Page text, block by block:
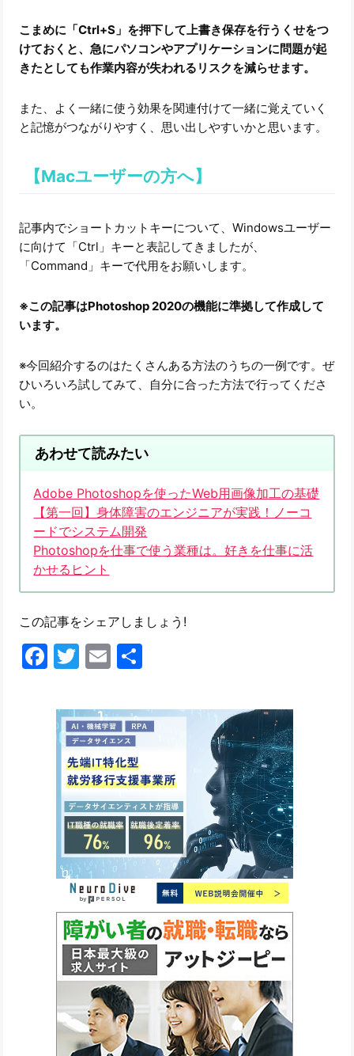
こまめに「Ctrl+S」を押下して上書き保存を行うくせをつ
けておくと、急にパソコンやアプリケーションに問題が起
きたとしても作業内容が失われるリスクを減らせます。
また、よく一緒に使う効果を関連付けて一緒に覚えていく
と記憶がつながりやすく、思い出しやすいかと思います。
【Macユーザーの方へ】
記事内でショートカットキーについて、Windowsユーザー
に向けて「Ctrl」キーと表記してきましたが、
「Command」キーで代用をお願いします。
※この記事はPhotoshop 2020の機能に準拠して作成して
います。
※今回紹介するのはたくさんある方法のうちの一例です。ぜ
ひいろいろ試してみて、自分に合った方法で行ってくださ
い。
あわせて読みたい
Adobe Photoshopを使ったWeb用画像加工の基礎
【第一回】身体障害のエンジニアが実践！ノーコ
ードでシステム開発
Photoshopを仕事で使う業種は。好きを仕事に活
かせるヒント
この記事をシェアしましょう!
Facebook
Twitter
Email